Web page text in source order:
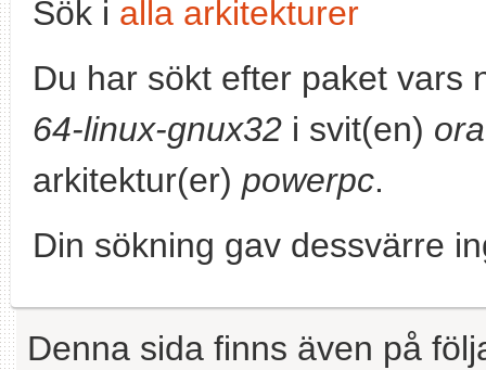
Sök i alla arkitekturer
Du har sökt efter paket vars
64-linux-gnux32 i svit(en)
arkitektur(er) powerpc.
Din sökning gav dessvärre
Denna sida finns även på